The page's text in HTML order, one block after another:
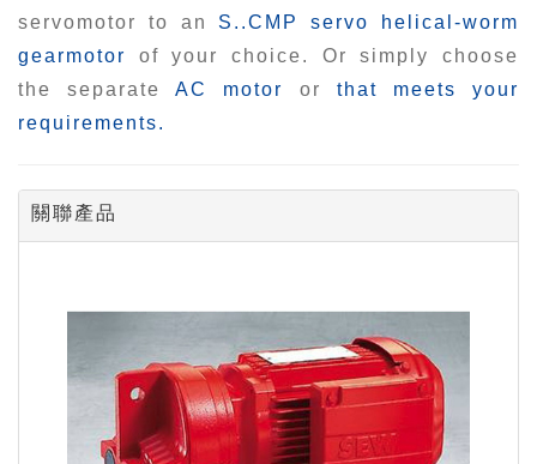
servomotor to an S..CMP servo helical-worm
gearmotor
of your choice. Or simply choose
the separateAC motor or that meets your
requirements.
關聯產品